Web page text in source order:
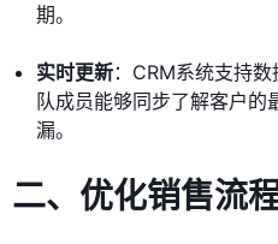
期。
实时更新：CRM系统支持
队成员能够同步了解客户的
漏。
二、优化销售流